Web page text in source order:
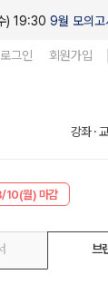
) 19:30 9월 모의고
로그인 회원가입
강좌 ·
10(월) 마감
브